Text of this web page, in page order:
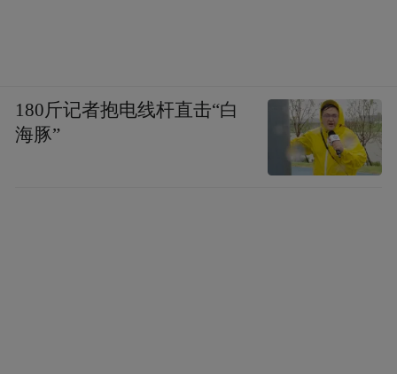
180斤记者抱电线杆直击“白
海豚”